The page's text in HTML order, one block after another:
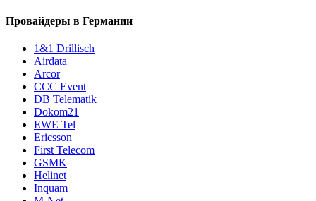
Провайдеры в Германии
1&1 Drillisch
Airdata
Arcor
CCC Event
DB Telematik
Dokom21
EWE Tel
Ericsson
First Telecom
GSMK
Helinet
Inquam